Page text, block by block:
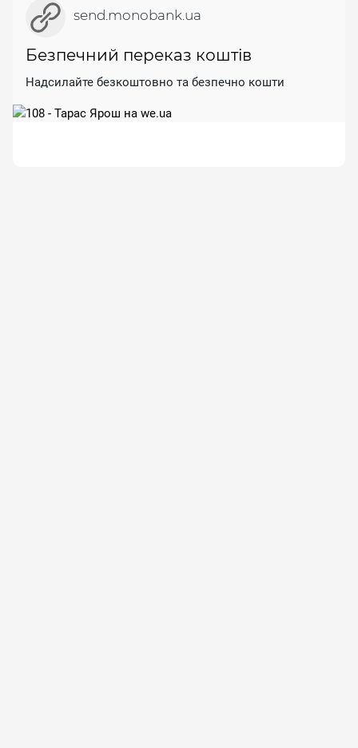
send.monobank.ua
Безпечний переказ коштів
Надсилайте безкоштовно та безпечно кошти